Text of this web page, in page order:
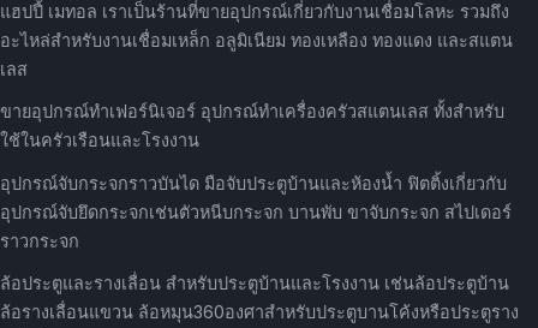
แฮปปี้ เมทอล เราเป็นร้านที่ขายอุปกรณ์เกี่ยวกับงานเชื่อมโลหะ รวมถึง
อะไหล่สำหรับงานเชื่อมเหล็ก อลูมิเนียม ทองเหลือง ทองแดง และสแตน
เลส
ขายอุปกรณ์ทำเฟอร์นิเจอร์ อุปกรณ์ทำเครื่องครัวสแตนเลส ทั้งสำหรับ
ใช้ในครัวเรือนและโรงงาน
อุปกรณ์จับกระจกราวบันได มือจับประตูบ้านและห้องน้ำ ฟิตติ้งเกี่ยวกับ
อุปกรณ์จับยึดกระจกเช่นตัวหนีบกระจก บานพับ ขาจับกระจก สไปเดอร์
ราวกระจก
ล้อประตูและรางเลื่อน สำหรับประตูบ้านและโรงงาน เช่นล้อประตูบ้าน
ล้อรางเลื่อนแขวน ล้อหมุน360องศาสำหรับประตูบานโค้งหรือประตูราง